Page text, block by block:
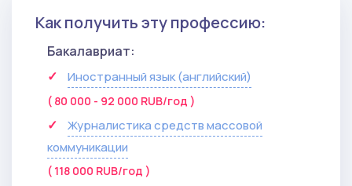
Как получить эту профессию:
Бакалавриат:
Иностранный язык (английский)
( 80 000 - 92 000 RUB/год )
Журналистика средств массовой
коммуникации
( 118 000 RUB/год )